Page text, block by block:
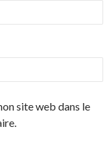
site web dans le